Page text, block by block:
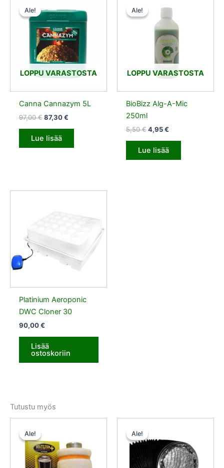
Ale!
LOPPU VARASTOSTA
Ale!
Canna Cannazym 5L
97,00€
oli:
97,00 €.
87,30€
on:
87,30 €.
Lue lisää
Ale!
LOPPU VARASTOSTA
Ale!
BioBizz Alg-A-Mic
250ml
5,50€
hinta
oli:
5,50 €.
4,95€
hinta
4,95 €.
Lue lisää
Platinium Aeroponic
DWC Cloner 30
90,00€
Lisää
ostoskoriin
Tutustu myös
Ale!
Ale!
35,50 €.33,72 €.
Ale!
Ale!
oli:
25,50 €.24,22 €.